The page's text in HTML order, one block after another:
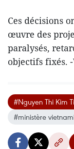
Ces décisions
œuvre des
paralysés,
objectifs fixés.
#Nguyen Thi Kim
#ministère